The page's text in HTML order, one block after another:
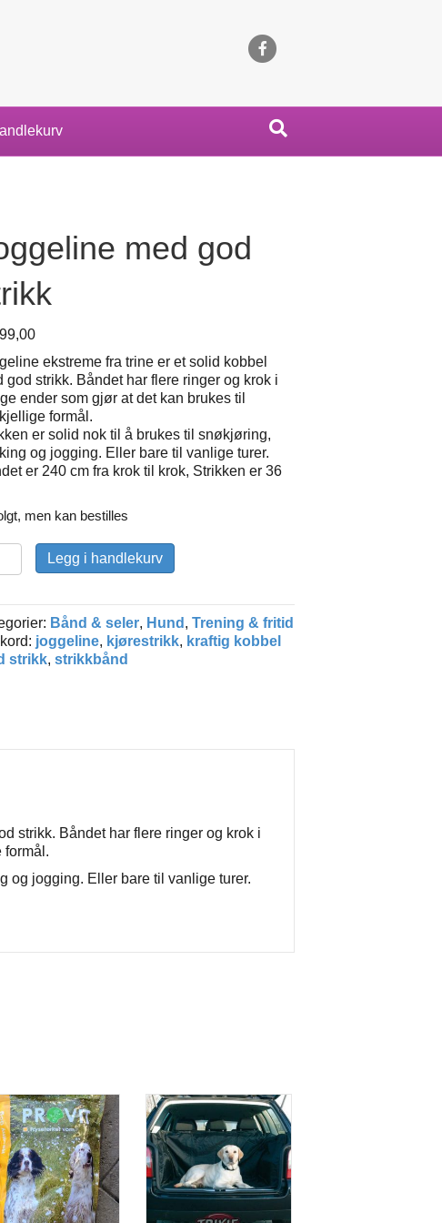
med god
ekstreme fra trine er et solid kobbel
god strikk. Båndet har flere ringer og krok i
ender som gjør at det kan brukes til
formål.
er solid nok til å brukes til snøkjøring,
og jogging. Eller bare til vanlige turer.
er 240 cm fra krok til krok, Strikken er 36
men kan bestilles
Legg i handlekurv
Bånd & seler, Hund , Trening & fritid
joggeline, kjørestrikk, kraftig kobbel
strikk, strikkbånd
strikk. Båndet har flere ringer og krok i
formål.
og jogging. Eller bare til vanlige turer.